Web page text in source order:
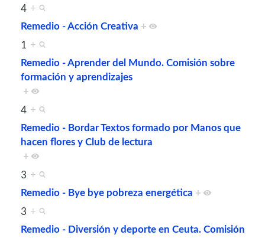
4 +
Remedio - Acción Creativa +
1 +
Remedio - Aprender del Mundo. Comisión sobre
formación y aprendizajes
+
4 +
Remedio - Bordar Textos formado por Manos que
hacen flores y Club de lectura
+
3 +
Remedio - Bye bye pobreza energética +
3 +
Remedio - Diversión y deporte en Ceuta. Comisión